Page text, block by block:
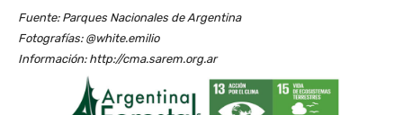
Fuente: Parques Nacionales de Argentina
Fotografías: @white.emilio
Información: http://cma.sarem.org.ar